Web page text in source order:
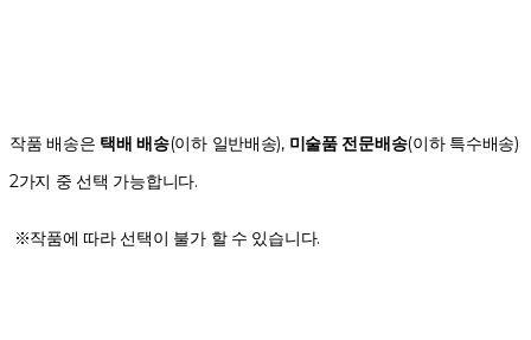
작품 배송은 택배 배송(이하 일반배송), 미술품 전문배송(이하 특수배송)
2가지 중 선택 가능합니다.
※작품에 따라 선택이 불가 할 수 있습니다.